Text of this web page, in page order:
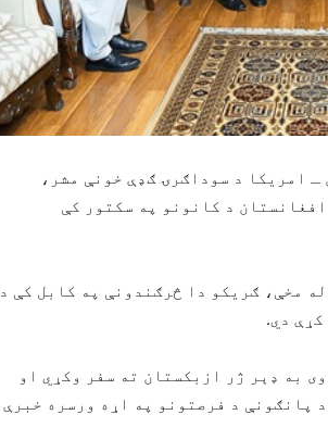
۲۱ مه) د افغانستان ـ امریکا د سوداګرۍ ګډې خونې مشر،
د کانونو په سکتور کې
مخې، ګریکو دا څرګندونې په کابل کې د
دي.
به ډېر ژر ازبکستان ته سفر وکړي او
پانګونې د فرصتونو په اړه ورسره خبرې